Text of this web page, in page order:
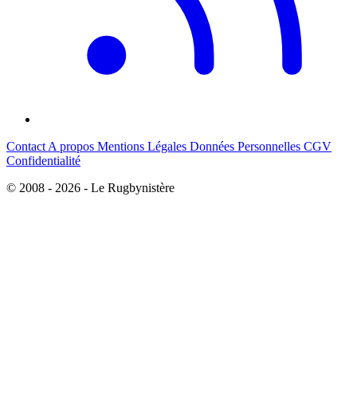
Contact A propos Mentions Légales Données Personnelles CGV
Confidentialité
© 2008 - 2026 - Le Rugbynistère